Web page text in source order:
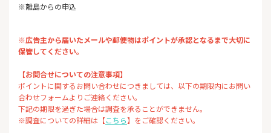
※離島からの申込
※広告主から届いたメールや郵便物はポイントが承認となるまで大切に
保管してください。
【お問合せについての注意事項】
ポイントに関するお問い合わせにつきましては、以下の期限内にお問い
合わせフォームよりご連絡ください。
下記の期限を過ぎた場合は調査を承ることができません。
※調査についての詳細は【こちら】をご確認ください。